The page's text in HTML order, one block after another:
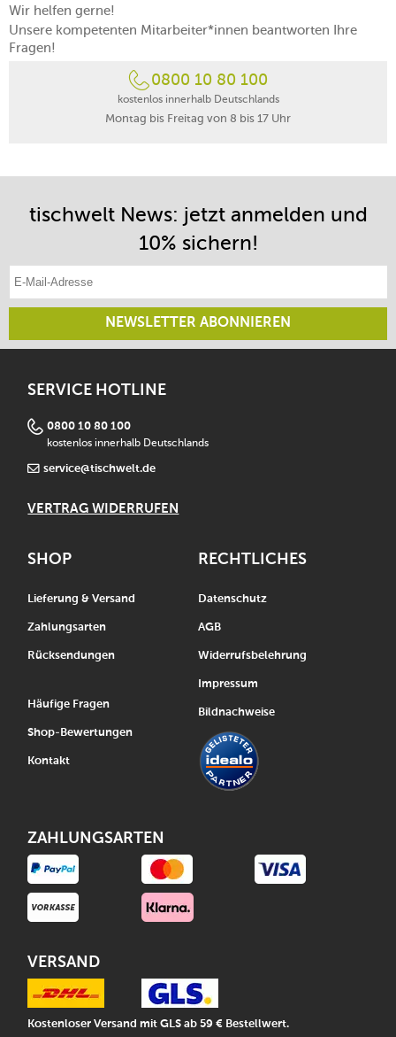
Wir helfen gerne!
Unsere kompetenten Mitarbeiter*innen beantworten Ihre
Fragen!
0800 10 80 100
kostenlos innerhalb Deutschlands
Montag bis Freitag von 8 bis 17 Uhr
tischwelt News: jetzt anmelden und
10% sichern!
NEWSLETTER ABONNIEREN
SERVICE HOTLINE
0800 10 80 100
kostenlos innerhalb Deutschlands
service@tischwelt.de
VERTRAG WIDERRUFEN
SHOP
Lieferung & Versand
Zahlungsarten
Rücksendungen
Häufige Fragen
Shop-Bewertungen
Kontakt
RECHTLICHES
Datenschutz
AGB
Widerrufsbelehrung
Impressum
Bildnachweise
ZAHLUNGSARTEN
VERSAND
Kostenloser Versand mit GLS ab 59 € Bestellwert.